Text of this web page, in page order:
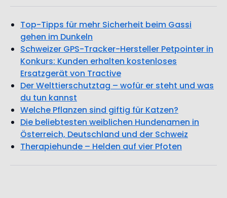
gehen im Dunkeln
Schweizer GPS-Tracker-Hersteller Petpointer in
Konkurs: Kunden erhalten kostenloses
Ersatzgerät von Tractive
Der Welttierschutztag – wofür er steht und was
du tun kannst
Welche Pflanzen sind giftig für Katzen?
Die beliebtesten weiblichen Hundenamen in
Österreich, Deutschland und der Schweiz
Therapiehunde – Helden auf vier Pfoten